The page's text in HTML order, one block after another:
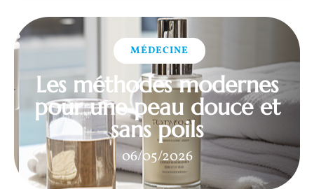
MÉDECINE
Les méthodes modernes
pour une peau douce et
sans poils
06/05/2026